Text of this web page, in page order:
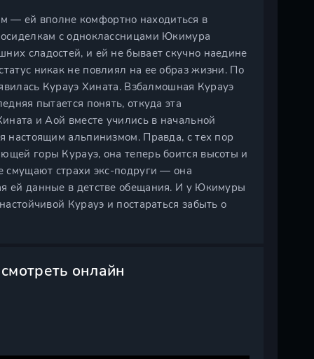
— ей вполне комфортно находиться в
с одноклассницами Юкимура
сладостей, и ей не бывает скучно наедине
никак не повлиял на ее образ жизни. По
Курауэ Хината. Взбалмошная Курауэ
пытается понять, откуда эта
и Аой вместе учились в начальной
настоящим альпинизмом. Правда, с тех пор
горы Курауэ, она теперь боится высоты и
смущают страхи экс-подруги — она
ей данные в детстве обещания. И у Юкимуры
Курауэ и постараться забыть о
онлайн